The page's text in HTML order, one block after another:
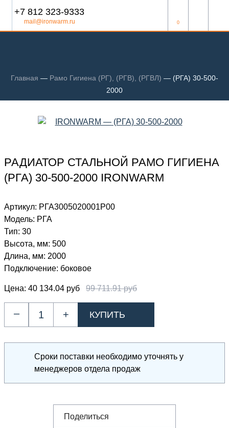
+7 812 323-9333
mail@ironwarm.ru 0
Главная — Рамо Гигиена (РГ), (РГВ), (РГВЛ) — (РГА) 30-500-
2000
РАДИАТОР СТАЛЬНОЙ РАМО ГИГИЕНА
(РГА) 30-500-2000 IRONWARM
Артикул: РГА3005020001P00
Модель: РГА
Тип: 30
Высота, мм: 500
Длина, мм: 2000
Подключение: боковое
Цена: 40 134.04 руб 99 711.91 руб
– +
Сроки поставки необходимо уточнять у
менеджеров отдела продаж
Поделиться